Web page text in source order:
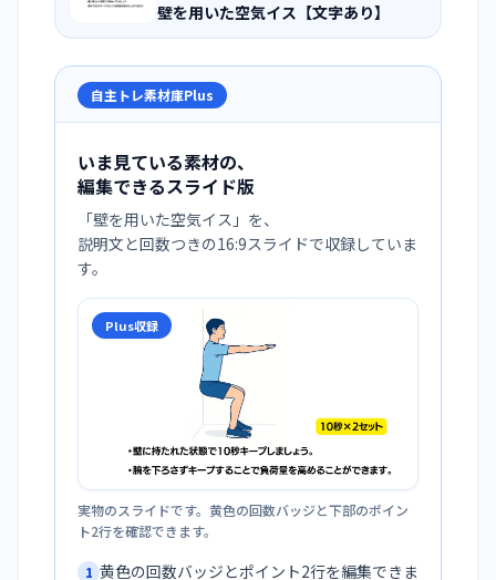
壁を用いた空気イス【文字あり】
自主トレ素材庫Plus
いま見ている素材の、
編集できるスライド版
「壁を用いた空気イス 」を、
説明文と回数つきの16:9スライドで収録していま
す。
Plus収録
実物のスライドです。黄色の回数バッジと下部のポイン
ト2行を確認できます。
1 黄色の回数バッジとポイント2行を編集できま